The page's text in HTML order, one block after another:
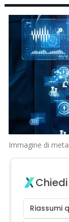
Immagine di
Riassumi